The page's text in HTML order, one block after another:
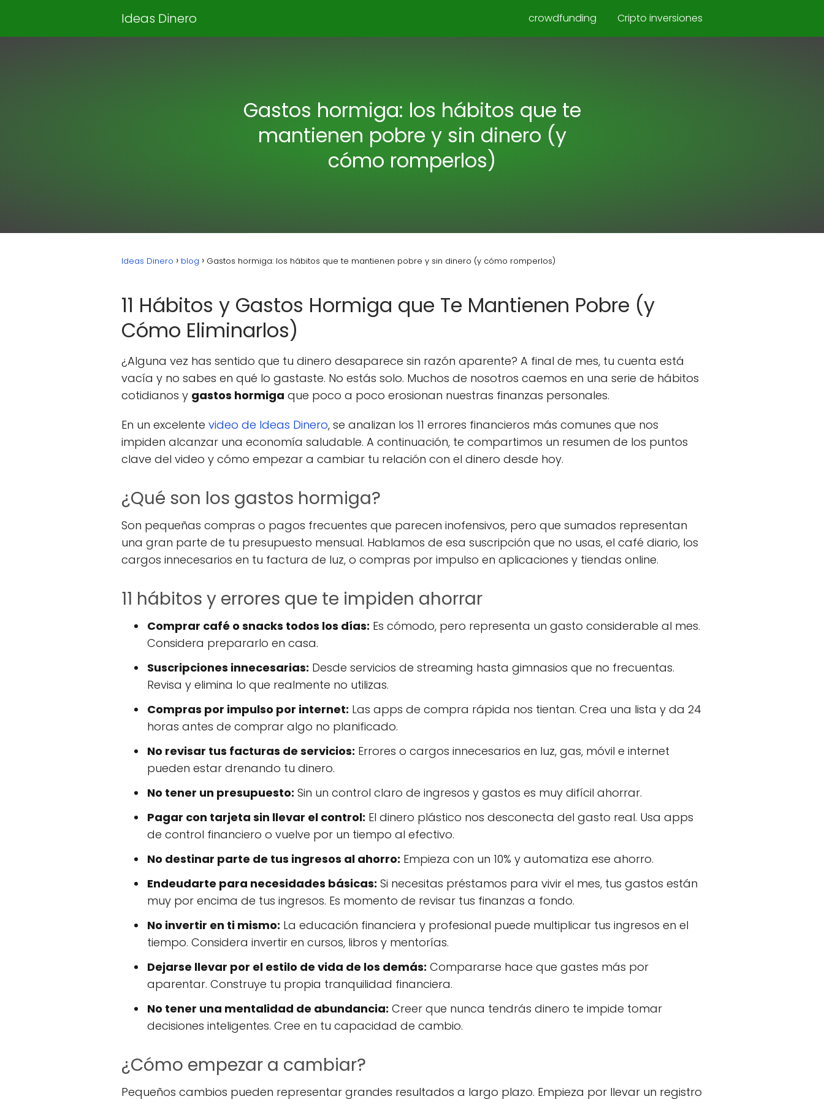
Ideas Dinero crowdfunding Cripto inversiones
Gastos hormiga: los hábitos que te
mantienen pobre y sin dinero (y
cómo romperlos)
Ideas Dinero blog Gastos hormiga: los hábitos que te mantienen pobre y sin dinero (y cómo romperlos)
11 Hábitos y Gastos Hormiga que Te Mantienen Pobre (y
Cómo Eliminarlos)
¿Alguna vez has sentido que tu dinero desaparece sin razón aparente? A final de mes, tu cuenta está
vacía y no sabes en qué lo gastaste. No estás solo. Muchos de nosotros caemos en una serie de hábitos
cotidianos y gastos hormiga que poco a poco erosionan nuestras finanzas personales.
En un excelente video de Ideas Dinero, se analizan los 11 errores financieros más comunes que nos
impiden alcanzar una economía saludable. A continuación, te compartimos un resumen de los puntos
clave del video y cómo empezar a cambiar tu relación con el dinero desde hoy.
¿Qué son los gastos hormiga?
Son pequeñas compras o pagos frecuentes que parecen inofensivos, pero que sumados representan
una gran parte de tu presupuesto mensual. Hablamos de esa suscripción que no usas, el café diario, los
cargos innecesarios en tu factura de luz, o compras por impulso en aplicaciones y tiendas online.
11 hábitos y errores que te impiden ahorrar
Comprar café o snacks todos los días: Es cómodo, pero representa un gasto considerable al mes.
Considera prepararlo en casa.
Suscripciones innecesarias: Desde servicios de streaming hasta gimnasios que no frecuentas.
Revisa y elimina lo que realmente no utilizas.
Compras por impulso por internet: Las apps de compra rápida nos tientan. Crea una lista y da 24
horas antes de comprar algo no planificado.
No revisar tus facturas de servicios: Errores o cargos innecesarios en luz, gas, móvil e internet
pueden estar drenando tu dinero.
No tener un presupuesto: Sin un control claro de ingresos y gastos es muy difícil ahorrar.
Pagar con tarjeta sin llevar el control: El dinero plástico nos desconecta del gasto real. Usa apps
de control financiero o vuelve por un tiempo al efectivo.
No destinar parte de tus ingresos al ahorro: Empieza con un 10% y automatiza ese ahorro.
Endeudarte para necesidades básicas: Si necesitas préstamos para vivir el mes, tus gastos están
muy por encima de tus ingresos. Es momento de revisar tus finanzas a fondo.
No invertir en ti mismo: La educación financiera y profesional puede multiplicar tus ingresos en el
tiempo. Considera invertir en cursos, libros y mentorías.
Dejarse llevar por el estilo de vida de los demás: Compararse hace que gastes más por
aparentar. Construye tu propia tranquilidad financiera.
No tener una mentalidad de abundancia: Creer que nunca tendrás dinero te impide tomar
decisiones inteligentes. Cree en tu capacidad de cambio.
¿Cómo empezar a cambiar?
Pequeños cambios pueden representar grandes resultados a largo plazo. Empieza por llevar un registro